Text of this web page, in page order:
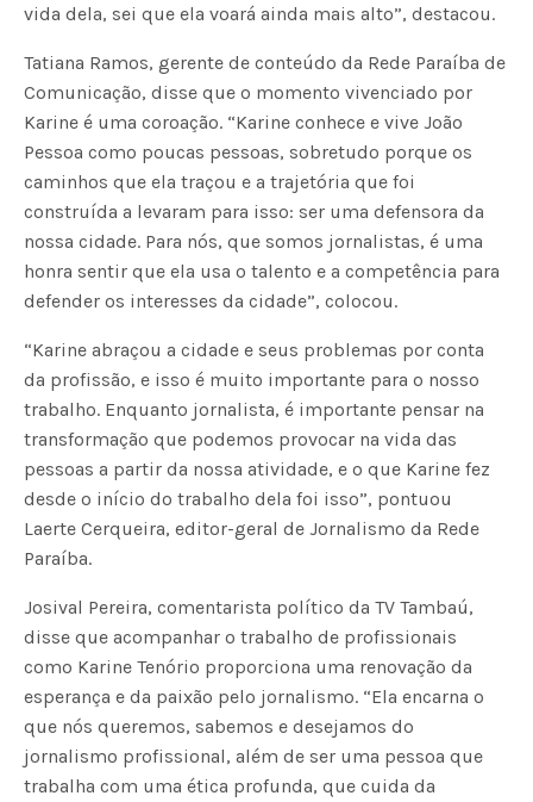
vida dela, sei que ela voará ainda mais alto”, destacou.
Tatiana Ramos, gerente de conteúdo da Rede Paraíba de
Comunicação, disse que o momento vivenciado por
Karine é uma coroação. “Karine conhece e vive João
Pessoa como poucas pessoas, sobretudo porque os
caminhos que ela traçou e a trajetória que foi
construída a levaram para isso: ser uma defensora da
nossa cidade. Para nós, que somos jornalistas, é uma
honra sentir que ela usa o talento e a competência para
defender os interesses da cidade”, colocou.
“Karine abraçou a cidade e seus problemas por conta
da profissão, e isso é muito importante para o nosso
trabalho. Enquanto jornalista, é importante pensar na
transformação que podemos provocar na vida das
pessoas a partir da nossa atividade, e o que Karine fez
desde o início do trabalho dela foi isso”, pontuou
Laerte Cerqueira, editor-geral de Jornalismo da Rede
Paraíba.
Josival Pereira, comentarista político da TV Tambaú,
disse que acompanhar o trabalho de profissionais
como Karine Tenório proporciona uma renovação da
esperança e da paixão pelo jornalismo. “Ela encarna o
que nós queremos, sabemos e desejamos do
jornalismo profissional, além de ser uma pessoa que
trabalha com uma ética profunda, que cuida da